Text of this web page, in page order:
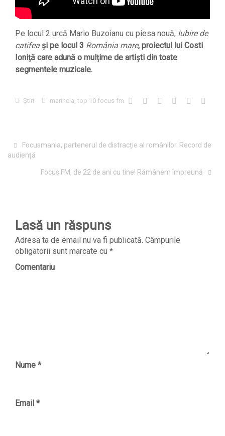
Pe locul 2 urcă Mario Buzoianu cu piesa nouă, Iubire de
catifea și pe locul 3 România mare, proiectul lui Costi
Ioniță care adună o mulțime de artiști din toate
segmentele muzicale.
Știri marinela, top 10 focus fm
Focusmania, partenerul de distracție al românilor. Record de
audiență
Focus FM, de 22 de ani cu tine! Rămânem împreună
Lasă un răspuns
Adresa ta de email nu va fi publicată. Câmpurile
obligatorii sunt marcate cu *
Comentariu
Nume *
Email *